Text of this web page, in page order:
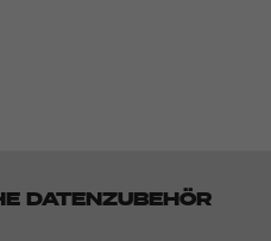
DATENZUBEHÖR